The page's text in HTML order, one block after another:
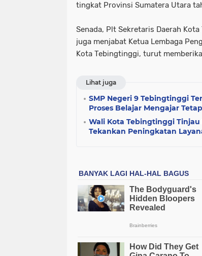
tingkat Provinsi Sumatera Utara
Senada, Plt Sekretaris Daerah
juga menjabat Ketua Lembaga
Kota Tebingtinggi, turut
Lihat juga
SMP Negeri 9 Tebingtinggi
Proses Belajar Mengajar
Wali Kota Tebingtinggi Tinjau
Tekankan Peningkatan